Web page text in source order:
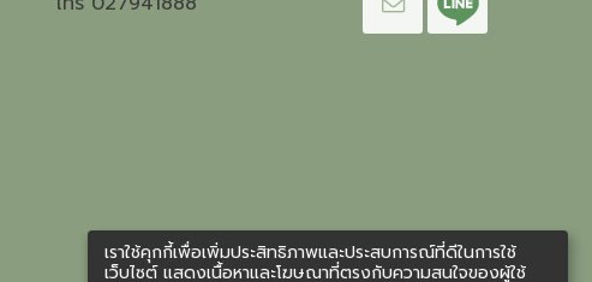
เราใช้คุกกี้เพื่อเพิ่มประสิทธิภาพและประสบการณ์ที่ดีในการใช้
เว็บไซต์ แสดงเนื้อหาและโฆษณาที่ตรงกับความสนใจของผู้ใช้